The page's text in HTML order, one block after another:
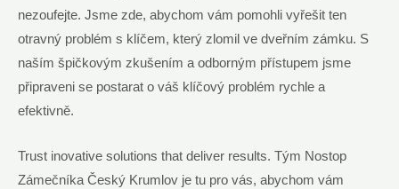
nezoufejte. Jsme zde, abychom vám pomohli vyřešit ten
otravný problém s klíčem, který zlomil ve dveřním zámku. S
naším špičkovým zkušením a odborným přístupem jsme
připraveni se postarat o váš klíčový problém rychle a
efektivně.
Trust inovative solutions that deliver results. Tým Nostop
Zámečníka Český Krumlov je tu pro vás, abychom vám